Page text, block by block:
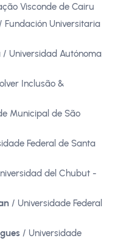
Visconde de Cairu
/ Fundación Universitaria
/ Universidad Autónoma
Inclusão &
Municipal de São
Federal de Santa
del Chubut -
/ Universidade Federal
/ Universidade